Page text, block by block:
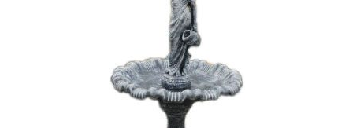
DODAJ DO
KOSZYKA
/
DETAILS